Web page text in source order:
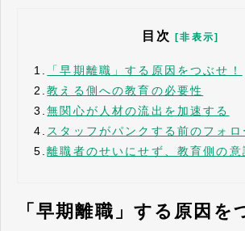
目次 [非表示]
1.
「早期離職」する原因をつぶせ！
2.教える側への教育の必要性
3.無関心が人材の流出を加速する
4.
スタッフがパンクする前のフォロ
5.離職者のせいにせず、教育側の意
「早期離職」する原因を